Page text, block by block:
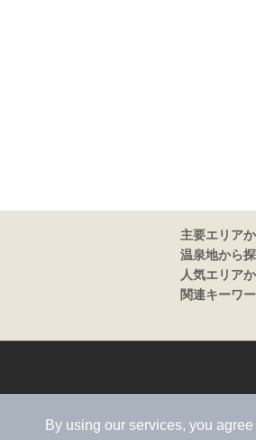
By using our services, you
主要エリア
温泉地から
人気エリア
関連キーワ